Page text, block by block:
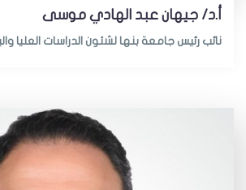
أ.د/ جيهان عبد الهادي موسى
نائب رئيس جامعة بنها لشئون الدراسات العليا